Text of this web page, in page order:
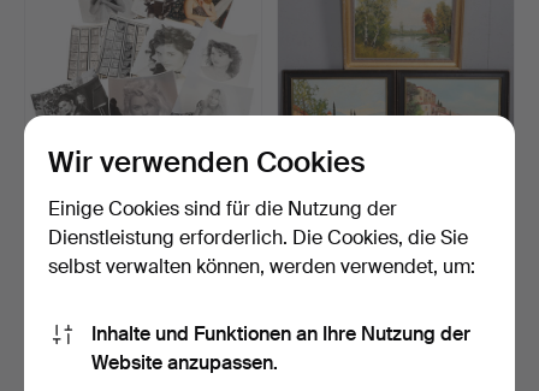
KONVOLUT VINTAGE-
STUDIOFOTOGRAFIEN.
6 Tage
EUROPÄISCHE SCHULE
MITTE DES 20.
JAHRHUNDE…
6 Tage
Suche speichern
Wir verwenden Cookies
Einige Cookies sind für die Nutzung der
Dienstleistung erforderlich. Die Cookies, die Sie
selbst verwalten können, werden verwendet, um:
Inhalte und Funktionen an Ihre Nutzung der
Website anzupassen.